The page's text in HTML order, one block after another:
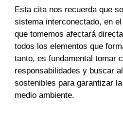
Esta cita nos recuerda que
sistema interconectado, en
que tomemos afectará
todos los elementos que
tanto, es fundamental tomar
responsabilidades y buscar
sostenibles para garantizar
medio ambiente.